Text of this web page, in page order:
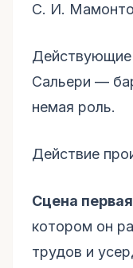
С. И.
Сальери —
немая роль.
Действие
Сцена
котором он
трудов и